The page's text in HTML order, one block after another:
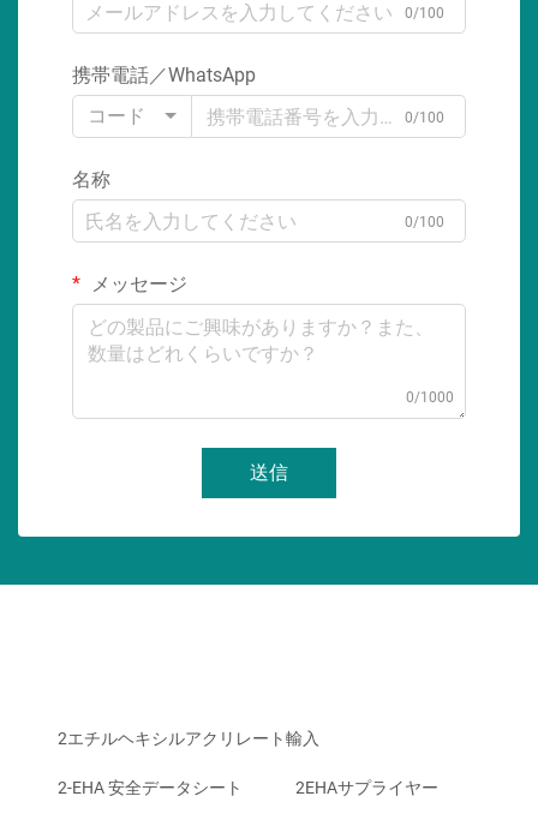
0/100
携帯電話／WhatsApp
コード
0/100
名称
0/100
メッセージ
0/1000
送信
2エチルヘキシルアクリレート輸入
2-EHA 安全データシート 2EHAサプライヤー